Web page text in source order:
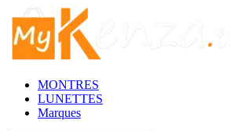
MONTRES
LUNETTES
Marques